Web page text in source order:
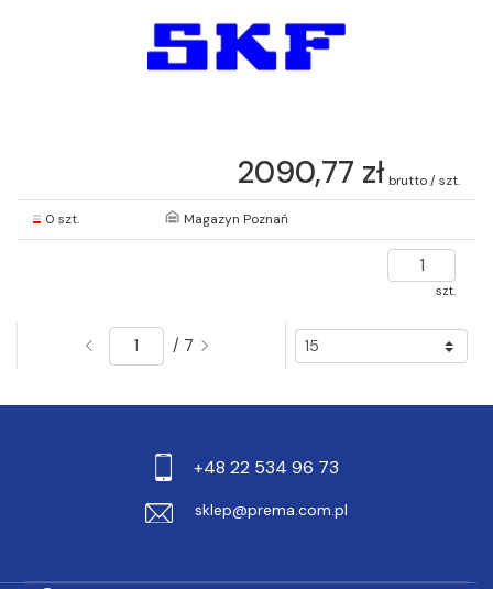
2090,77 zł brutto / szt.
0 szt. Magazyn Poznań
szt.
/ 7
+48 22 534 96 73
sklep@prema.com.pl